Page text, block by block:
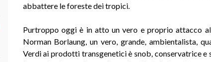
abbattere le foreste dei tropici.
Purtroppo oggi è in atto un vero e proprio attacco
Norman Borlaung, un vero, grande, ambientalista,
Verdi ai prodotti transgenetici è snob, conservatrice